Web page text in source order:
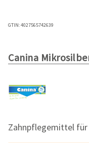
GTIN:4027565742639
Canina
Zahnpflegemittel für